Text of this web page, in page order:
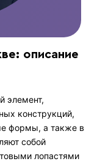
описание
элемент,
конструкций,
формы, а также в
собой
лопастями